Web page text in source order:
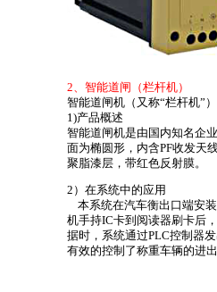
2、智能道闸（栏杆机）
智能道闸机（又称“栏杆机”）
1)产品概述
智能道闸机是由国内知名企
面为椭圆形，内含PF收发天
聚脂漆层，带红色反射膜。
2）在系统中的应用
本系统在汽车衡出口端安
机手持IC卡到阅读器刷卡后
据时，系统通过PLC控制器
有效的控制了称重车辆的进